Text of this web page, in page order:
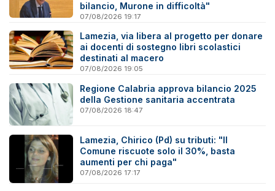
bilancio, Murone in difficoltà"
07/08/2026 19:17
Lamezia, via libera al progetto per donare
ai docenti di sostegno libri scolastici
destinati al macero
07/08/2026 19:05
Regione Calabria approva bilancio 2025
della Gestione sanitaria accentrata
07/08/2026 18:47
Lamezia, Chirico (Pd) su tributi: "Il
Comune riscuote solo il 30%, basta
aumenti per chi paga"
07/08/2026 17:17